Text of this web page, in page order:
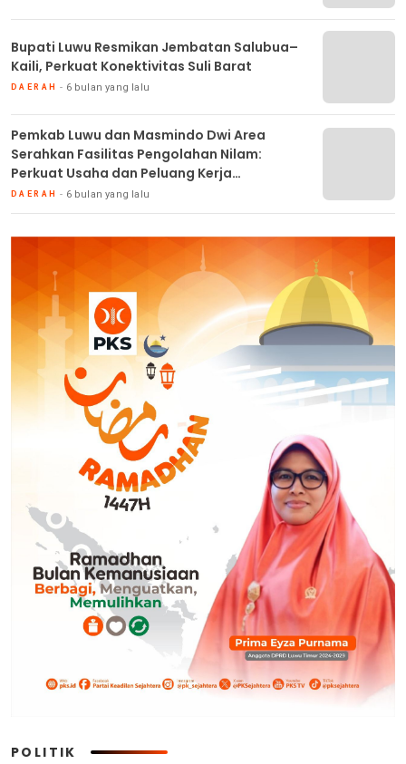
Bupati Luwu Resmikan Jembatan Salubua–
Kaili, Perkuat Konektivitas Suli Barat
DAERAH 6 bulan yang lalu
Pemkab Luwu dan Masmindo Dwi Area
Serahkan Fasilitas Pengolahan Nilam:
Perkuat Usaha dan Peluang Kerja
Masyarakat
DAERAH 6 bulan yang lalu
POLITIK